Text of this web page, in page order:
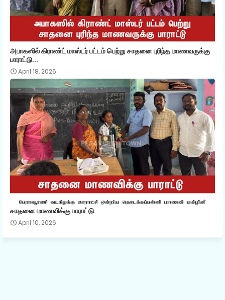
அபாகஸில் கிராண்ட் மாஸ்டர் பட்டம் பெற்று சாதனை புரிந்த மாணவருக்கு
பாராட்டு...
April 18, 2026
சாதனை மாணவிக்கு பாராட்டு
April 10, 2026